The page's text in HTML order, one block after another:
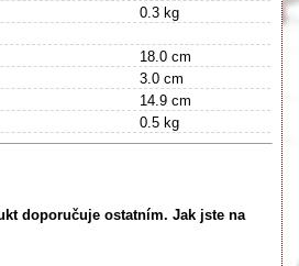
0.3 kg
18.0 cm
3.0 cm
14.9 cm
0.5 kg
doporučuje ostatním. Jak jste na